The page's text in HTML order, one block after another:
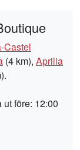
Castel
(4 km), Aprilia
före: 12:00